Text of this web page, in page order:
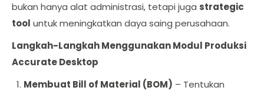
bukan hanya alat administrasi, tetapi juga strategic
tool untuk meningkatkan daya saing perusahaan.
Langkah-Langkah Menggunakan Modul Produksi
Accurate Desktop
Membuat Bill of Material (BOM) – Tentukan